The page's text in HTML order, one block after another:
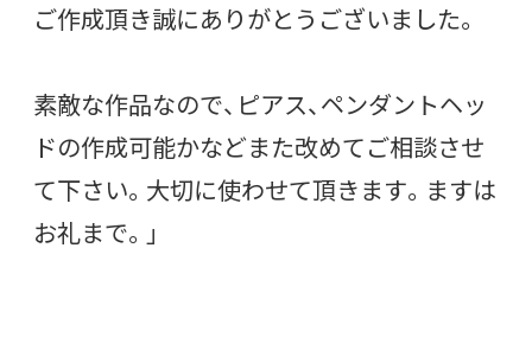
ご作成頂き誠にありがとうございました。
素敵な作品なので、ピアス、ペンダントヘッ
ドの作成可能かなどまた改めてご相談させ
て下さい。大切に使わせて頂きます。ますは
お礼まで。」